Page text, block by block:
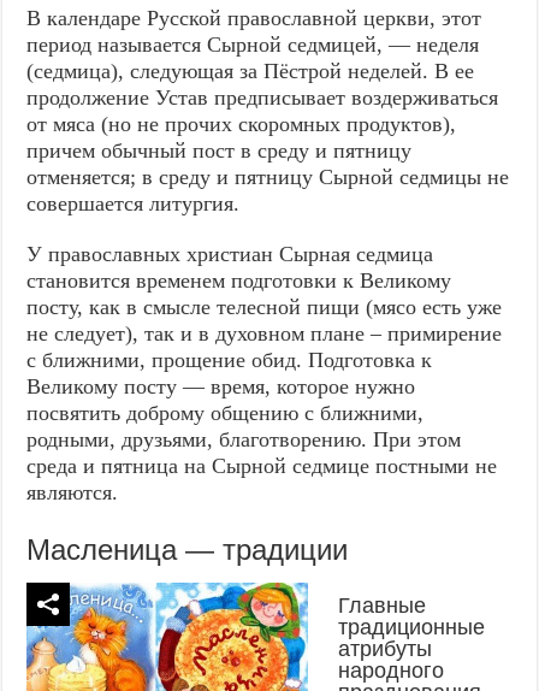
В календаре Русской православной церкви, этот
период называется Сырной седмицей, — неделя
(седмица), следующая за Пёстрой неделей. В ее
продолжение Устав предписывает воздерживаться
от мяса (но не прочих скоромных продуктов),
причем обычный пост в среду и пятницу
отменяется; в среду и пятницу Сырной седмицы не
совершается литургия.
У православных христиан Сырная седмица
становится временем подготовки к Великому
посту, как в смысле телесной пищи (мясо есть уже
не следует), так и в духовном плане – примирение
с ближними, прощение обид. Подготовка к
Великому посту — время, которое нужно
посвятить доброму общению с ближними,
родными, друзьями, благотворению. При этом
среда и пятница на Сырной седмице постными не
являются.
Масленица — традиции
Главные
традиционные
атрибуты
народного